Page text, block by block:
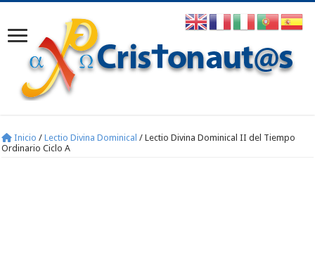
Inicio / Lectio Divina Dominical / Lectio Divina Dominical II del Tiempo
Ordinario Ciclo A